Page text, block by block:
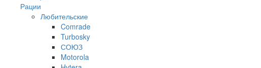
Рации
Любительские
Comrade
Turbosky
СОЮЗ
Motorola